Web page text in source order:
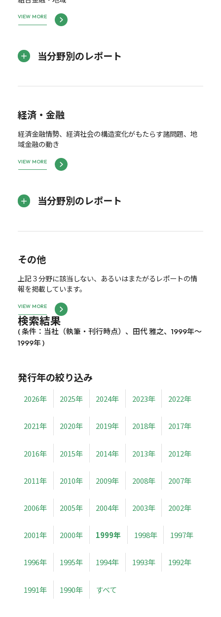
VIEW MORE
当分野別のレポート
経済・金融
経済金融情勢、経済社会の構造変化がもたらす諸問題、地
域金融の動き
VIEW MORE
当分野別のレポート
その他
上記３分野に該当しない、あるいはまたがるレポートの情
報を掲載しています。
VIEW MORE
検索結果
( 条件：当社（執筆・刊行時点）、田代 雅之、1999年～
1999年 )
発行年の絞り込み
2026年 2025年 2024年 2023年 2022年
2021年 2020年 2019年 2018年 2017年
2016年 2015年 2014年 2013年 2012年
2011年 2010年 2009年 2008年 2007年
2006年 2005年 2004年 2003年 2002年
2001年 2000年 1999年 1998年 1997年
1996年 1995年 1994年 1993年 1992年
1991年 1990年 すべて